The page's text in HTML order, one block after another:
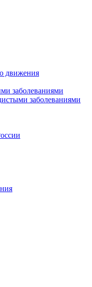
движения
заболеваниями
заболеваниями